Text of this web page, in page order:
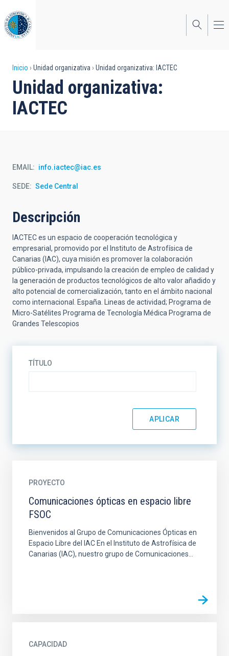
al
contenido
principal
Sobrescribir
enlaces
de
la
navegación
Inicio Unidad organizativa Unidad organizativa: IACTEC
Unidad organizativa:
IACTEC
EMAIL info.iactec@iac.es
SEDE Sede Central
Descripción
IACTEC es un espacio de cooperación tecnológica y
empresarial, promovido por el Instituto de Astrofísica de
Canarias (IAC), cuya misión es promover la colaboración
público-privada, impulsando la creación de empleo de calidad y
la generación de productos tecnológicos de alto valor añadido y
alto potencial de comercialización, tanto en el ámbito nacional
como internacional. España. Lineas de actividad; Programa de
Micro-Satélites Programa de Tecnología Médica Programa de
Grandes Telescopios
TÍTULO
PROYECTO
Comunicaciones ópticas en espacio libre
FSOC
Bienvenidos al Grupo de Comunicaciones Ópticas en
Espacio Libre del IAC En el Instituto de Astrofísica de
Canarias (IAC), nuestro grupo de Comunicaciones...
CAPACIDAD